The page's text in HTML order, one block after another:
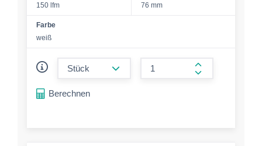
150 lfm
76 mm
Farbe
weiß
form.increase-
Berechnen